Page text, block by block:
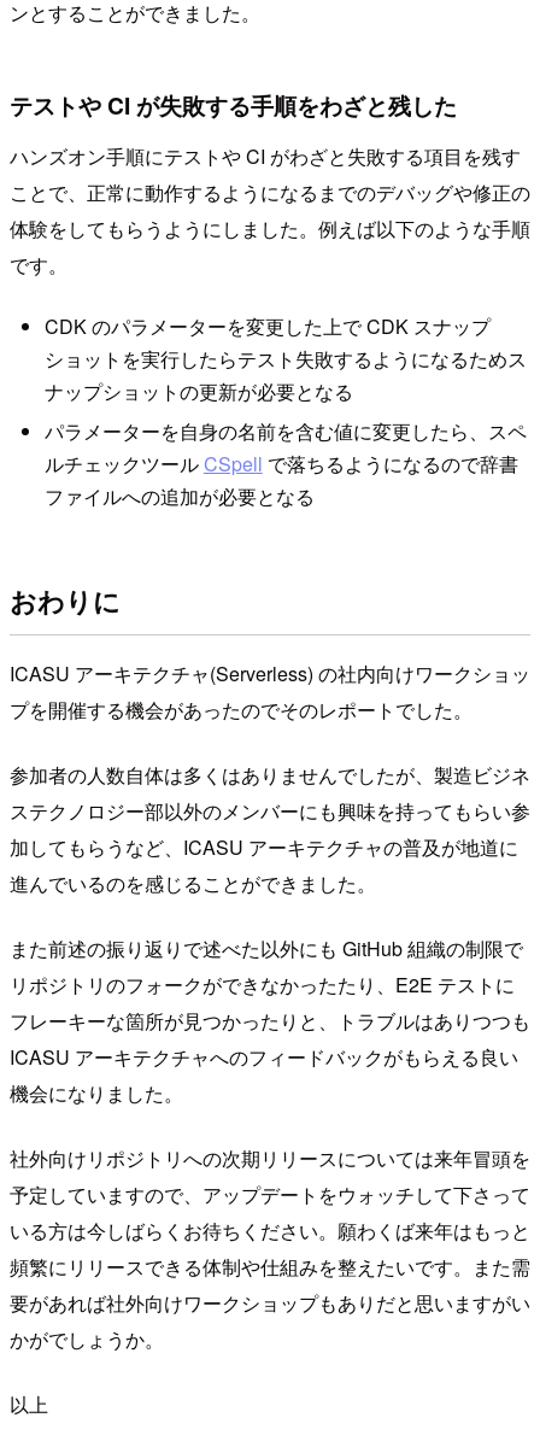
ンとすることができました。
テストや CI が失敗する手順をわざと残した
ハンズオン手順にテストや CI がわざと失敗する項目を残す
ことで、正常に動作するようになるまでのデバッグや修正の
体験をしてもらうようにしました。例えば以下のような手順
です。
CDK のパラメーターを変更した上で CDK スナップ
ショットを実行したらテスト失敗するようになるためス
ナップショットの更新が必要となる
パラメーターを自身の名前を含む値に変更したら、スペ
ルチェックツールCSpell で落ちるようになるので辞書
ファイルへの追加が必要となる
おわりに
ICASU アーキテクチャ(Serverless) の社内向けワークショッ
プを開催する機会があったのでそのレポートでした。
参加者の人数自体は多くはありませんでしたが、製造ビジネ
ステクノロジー部以外のメンバーにも興味を持ってもらい参
加してもらうなど、ICASU アーキテクチャの普及が地道に
進んでいるのを感じることができました。
また前述の振り返りで述べた以外にも GitHub 組織の制限で
リポジトリのフォークができなかったたり、E2E テストに
フレーキーな箇所が見つかったりと、トラブルはありつつも
ICASU アーキテクチャへのフィードバックがもらえる良い
機会になりました。
社外向けリポジトリへの次期リリースについては来年冒頭を
予定していますので、アップデートをウォッチして下さって
いる方は今しばらくお待ちください。願わくば来年はもっと
頻繁にリリースできる体制や仕組みを整えたいです。また需
要があれば社外向けワークショップもありだと思いますがい
かがでしょうか。
以上